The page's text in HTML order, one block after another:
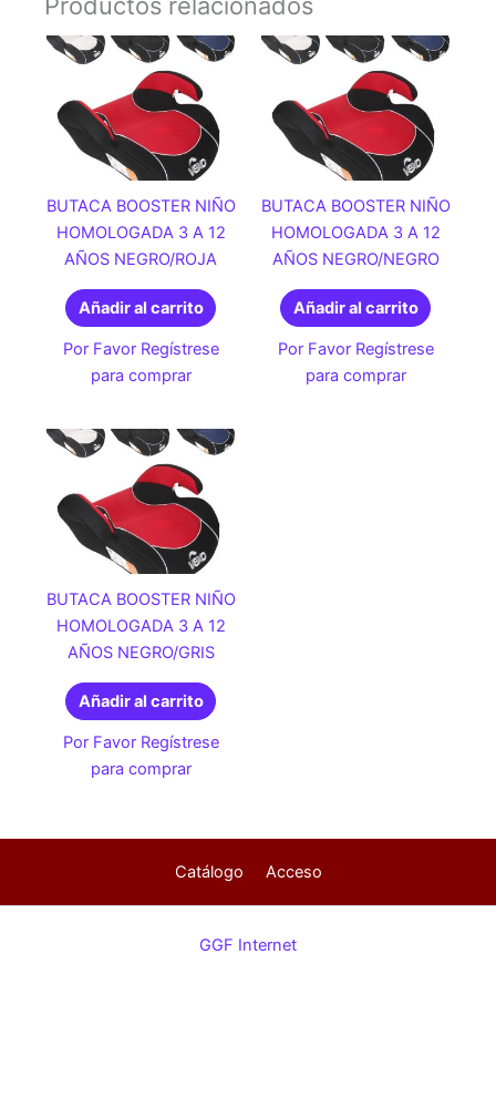
BUTACA BOOSTER NIÑO
HOMOLOGADA 3 A 12
AÑOS NEGRO/ROJA
Añadir al carrito
Por Favor Regístrese
para comprar
BUTACA BOOSTER NIÑO
HOMOLOGADA 3 A 12
AÑOS NEGRO/NEGRO
Añadir al carrito
Por Favor Regístrese
para comprar
BUTACA BOOSTER NIÑO
HOMOLOGADA 3 A 12
AÑOS NEGRO/GRIS
Añadir al carrito
Por Favor Regístrese
para comprar
Catálogo Acceso
GGF Internet